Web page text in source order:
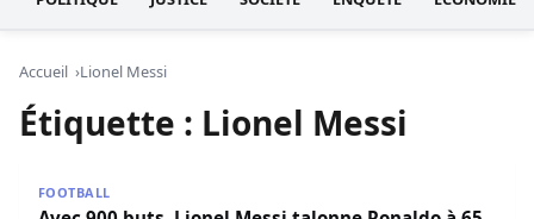
Accueil Lionel Messi
Étiquette : Lionel Messi
FOOTBALL